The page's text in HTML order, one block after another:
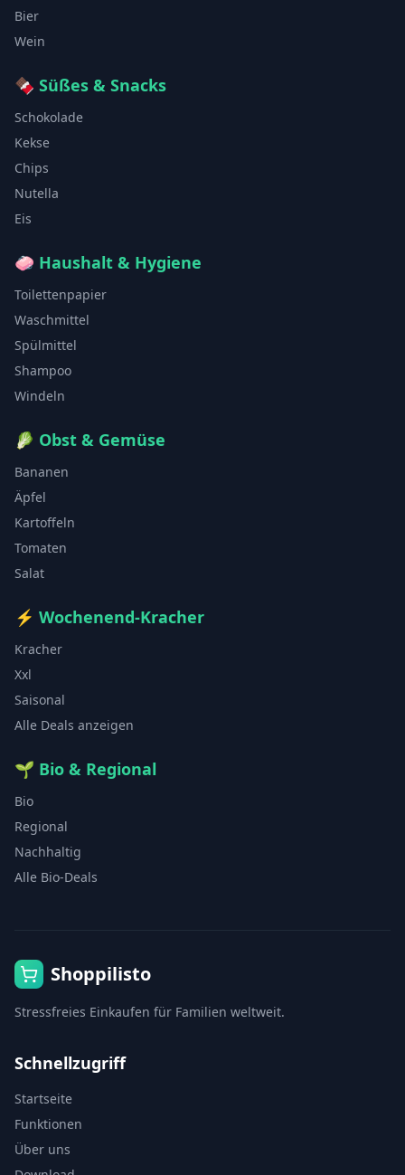
Bier
Wein
🍫 Süßes & Snacks
Schokolade
Kekse
Chips
Nutella
Eis
🧼 Haushalt & Hygiene
Toilettenpapier
Waschmittel
Spülmittel
Shampoo
Windeln
🥬 Obst & Gemüse
Bananen
Äpfel
Kartoffeln
Tomaten
Salat
⚡ Wochenend-Kracher
Kracher
Xxl
Saisonal
Alle Deals anzeigen
🌱 Bio & Regional
Bio
Regional
Nachhaltig
Alle Bio-Deals
Shoppilisto
Stressfreies Einkaufen für Familien weltweit.
Schnellzugriff
Startseite
Funktionen
Über uns